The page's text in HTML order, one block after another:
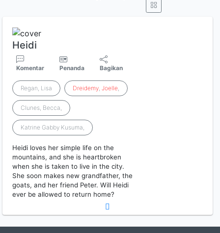
Heidi
Komentar Penanda Bagikan
Regan, Lisa Dreidemy Joelle
Clunes, Becca,
Katrine Gabby Kusuma,
Heidi loves her simple life on the
mountains, and she is heartbroken
when she is taken to live in the city.
She soon makes new grandfather, the
goats, and her friend Peter. Will Heidi
ever be allowed to return home?